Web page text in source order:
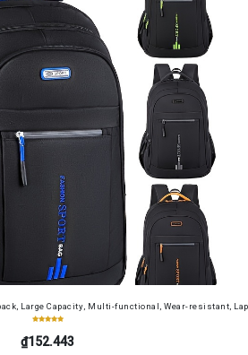
Large Capacity, Multi-functional, Wear-resistant,
₫152.443